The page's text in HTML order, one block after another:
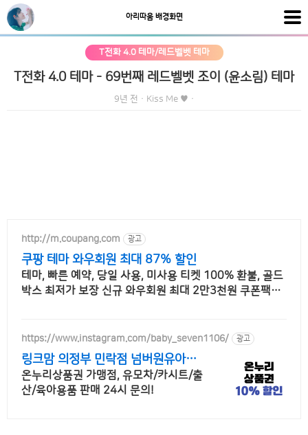
아리따움 배경화면
T전화 4.0 테마/레드벨벳 테마
T전화 4.0 테마 - 69번째 레드벨벳 조이 (윤소림) 테마
9년 전 · Kiss Me ♥ ·
http://m.coupang.com 광고
쿠팡 테마 와우회원 최대 87% 할인
테마, 빠른 예약, 당일 사용, 미사용 티켓 100% 환불, 골드
박스 최저가 보장 신규 와우회원 최대 2만3천원 쿠폰팩+
https://www.instagram.com/baby_seven1106/ 광고
링크맘 의정부 민락점 넘버원유아용
품판매매장
온누리상품권 가맹점, 유모차/카시트/출
산/육아용품 판매 24시 문의!